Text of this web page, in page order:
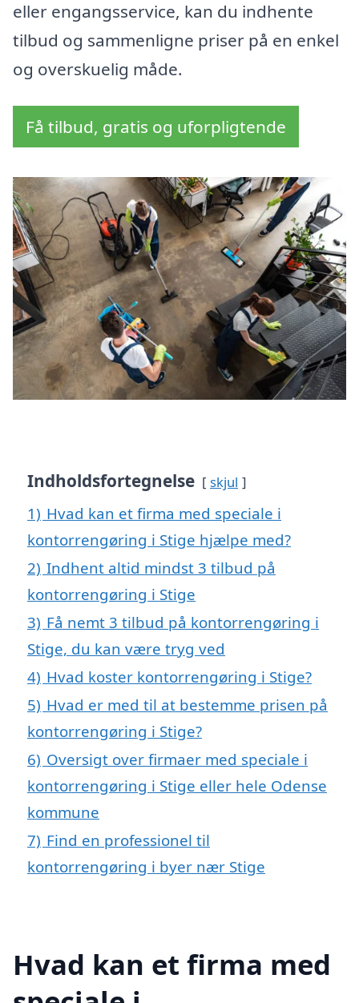
eller engangsservice, kan du indhente
tilbud og sammenligne priser på en enkel
og overskuelig måde.
Få tilbud, gratis og uforpligtende
Indholdsfortegnelse skjul
1) Hvad kan et firma med speciale i
kontorrengøring i Stige hjælpe med?
2) Indhent altid mindst 3 tilbud på
kontorrengøring i Stige
3) Få nemt 3 tilbud på kontorrengøring i
Stige, du kan være tryg ved
4) Hvad koster kontorrengøring i Stige?
5) Hvad er med til at bestemme prisen på
kontorrengøring i Stige?
6) Oversigt over firmaer med speciale i
kontorrengøring i Stige eller hele Odense
kommune
7) Find en professionel til
kontorrengøring i byer nær Stige
Hvad kan et firma med